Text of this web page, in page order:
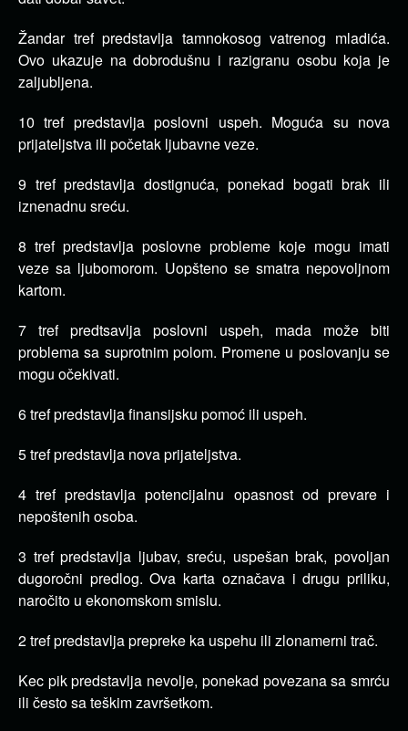
Žandar tref predstavlja tamnokosog vatrenog mladića.
Ovo ukazuje na dobrodušnu i razigranu osobu koja je
zaljubljena.
10 tref predstavlja poslovni uspeh. Moguća su nova
prijateljstva ili početak ljubavne veze.
9 tref predstavlja dostignuća, ponekad bogati brak ili
iznenadnu sreću.
8 tref predstavlja poslovne probleme koje mogu imati
veze sa ljubomorom. Uopšteno se smatra nepovoljnom
kartom.
7 tref predtsavlja poslovni uspeh, mada može biti
problema sa suprotnim polom. Promene u poslovanju se
mogu očekivati.
6 tref predstavlja finansijsku pomoć ili uspeh.
5 tref predstavlja nova prijateljstva.
4 tref predstavlja potencijalnu opasnost od prevare i
nepoštenih osoba.
3 tref predstavlja ljubav, sreću, uspešan brak, povoljan
dugoročni predlog. Ova karta označava i drugu priliku,
naročito u ekonomskom smislu.
2 tref predstavlja prepreke ka uspehu ili zlonamerni trač.
Kec pik predstavlja nevolje, ponekad povezana sa smrću
ili često sa teškim završetkom.